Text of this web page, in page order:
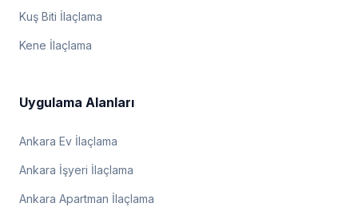
Kuş Biti İlaçlama
Kene İlaçlama
Uygulama Alanları
Ankara Ev İlaçlama
Ankara İşyeri İlaçlama
Ankara Apartman İlaçlama